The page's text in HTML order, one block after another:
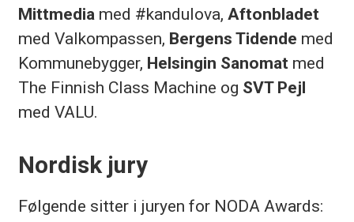
Mittmedia med #kandulova, Aftonbladet
med Valkompassen, Bergens Tidende med
Kommunebygger, Helsingin Sanomatmed
The Finnish Class Machine og SVT Pejl
med VALU.
Nordisk jury
Følgende sitter i juryen for NODA Awards: